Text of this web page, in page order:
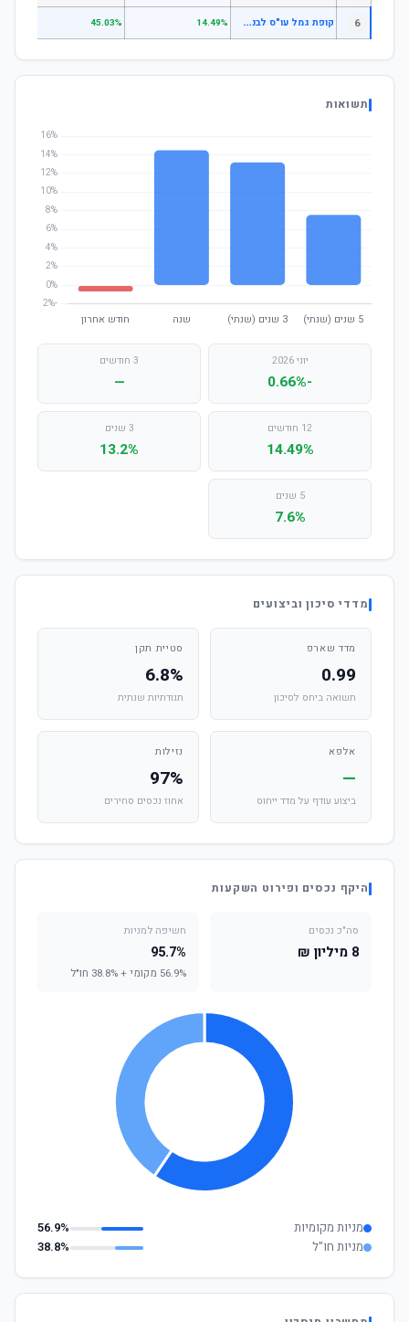
6 ק
ופת גמל עו"ס לבני 50 ומטה 14.49%
45.03%
תשואות
יוני 2026
-0.66%
3 חודשים
—
12 חודשים
14.49%
3 שנים
13.2%
5 שנים
7.6%
מדדי סיכון וביצועים
מדד שארפ
0.99
תשואה ביחס לסיכון
סטיית תקן
6.8%
תנודתיות שנתית
אלפא
—
ביצוע עודף על מדד ייחוס
נזילות
97%
אחוז נכסים סחירים
היקף נכסים ופירוט השקעות
סה"כ נכסים
8 מיליון ₪
חשיפה למניות
95.7%
56.9% מקומי + 38.8% חו"ל
מניות מקומיות
56.9%
מניות חו"ל
38.8%